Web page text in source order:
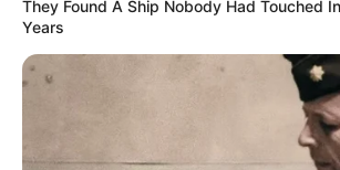
Audrey FF
They Found A Ship Nobody Had Touched
Years